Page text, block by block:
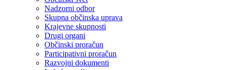
Nadzorni odbor
Skupna občinska uprava
Krajevne skupnosti
Drugi organi
Občinski proračun
Participativni proračun
Razvojni dokumenti